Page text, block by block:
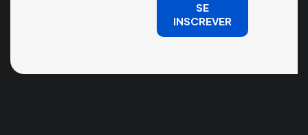
SE
INSCREVER